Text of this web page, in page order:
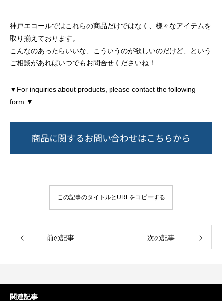
神戸エコールではこれらの商品だけではなく、様々なアイテムを
取り揃えております。
こんなのあったらいいな、こういうのが欲しいのだけど、という
ご相談があればいつでもお問合せくださいね！
▼For inquiries about products, please contact the following
form.▼
この記事のタイトルとURLをコピーする
前の記事 次の記事
関連記事